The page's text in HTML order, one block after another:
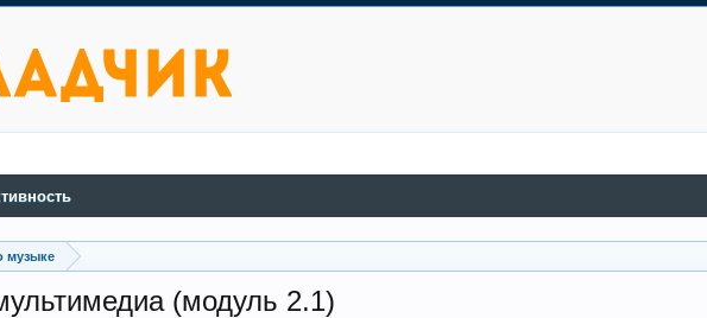
музыке
(модуль 2.1)